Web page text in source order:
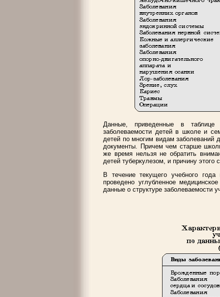
Данные, приведенные в
заболеваемости детей в школе и
детей по многим видам заболеваний
документы. Причем чем старше
же время нельзя не обратить
детей туберкулезом, и причину этого
В течение текущего учебного
проведено углубленное
данные о структуре заболеваемости